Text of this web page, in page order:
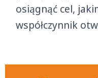
osiągnąć cel,
współczynnik